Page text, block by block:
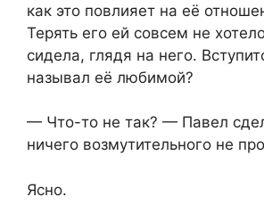
как это повлияет на её
Терять его ей совсем не
сидела, глядя на него.
называл её любимой?
— Что-то не так? — Павел
ничего возмутительного не
Ясно.